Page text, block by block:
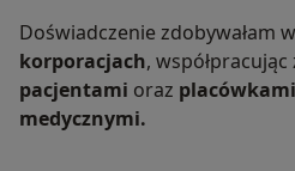
Doświadczenie zdobywałam w
korporacjach, współpracując
pacjentami oraz
medycznymi.